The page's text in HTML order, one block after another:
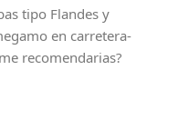
tipo Flandes y
en carretera-
recomendarias?